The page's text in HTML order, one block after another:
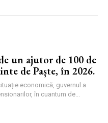
un ajutor de 100 de
de Paște, în 2026.
economică, guvernul a
în cuantum de...